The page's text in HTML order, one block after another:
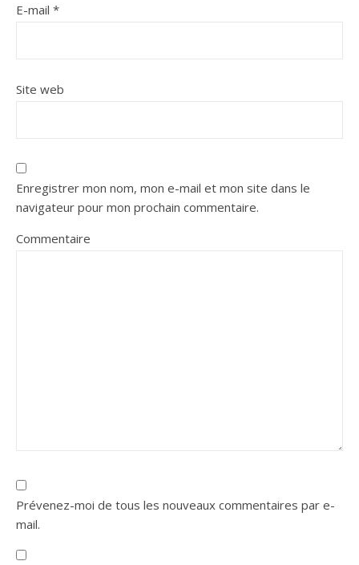
E-mail *
Site web
Enregistrer mon nom, mon e-mail et mon site dans le
navigateur pour mon prochain commentaire.
Commentaire
Prévenez-moi de tous les nouveaux commentaires par e-
mail.